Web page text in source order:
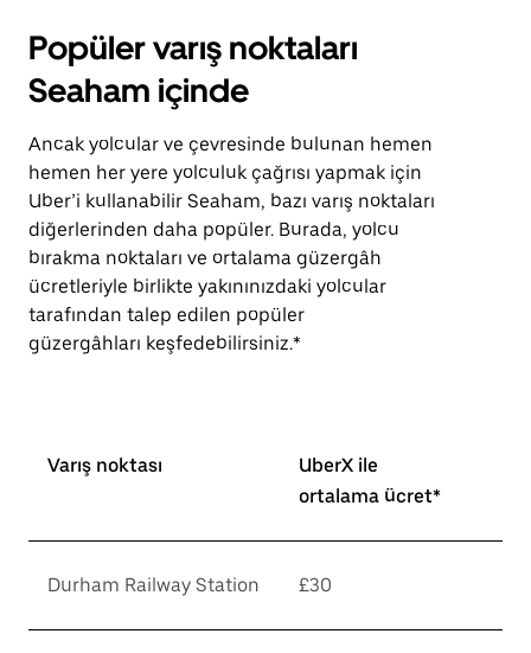
Popüler varış noktaları
Seaham içinde
Ancak yolcular ve çevresinde bulunan hemen
hemen her yere yolculuk çağrısı yapmak için
Uber’i kullanabilir Seaham, bazı varış noktaları
diğerlerinden daha popüler. Burada, yolcu
bırakma noktaları ve ortalama güzergâh
ücretleriyle birlikte yakınınızdaki yolcular
tarafından talep edilen popüler
güzergâhları keşfedebilirsiniz.*
Varış noktası
UberX ile
ortalama ücret*
Durham Railway Station £30